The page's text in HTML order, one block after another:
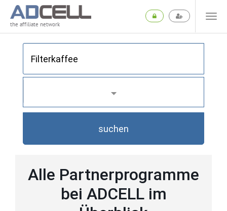
the affiliate network
suchen
Alle Partnerprogramme
bei ADCELL im